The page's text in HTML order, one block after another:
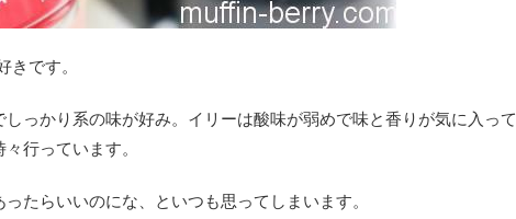
きです。
っかり系の味が好み。イリーは酸味が弱めで味と香りが気に入って
行っています。
たらいいのにな、といつも思ってしまいます。